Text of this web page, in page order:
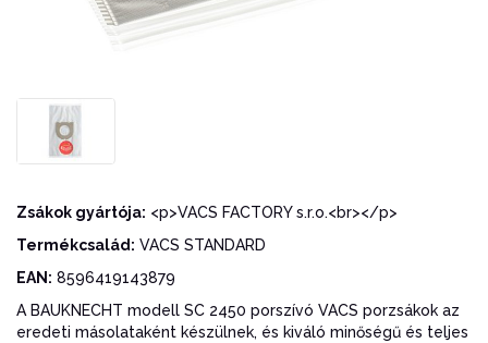
Zsákok gyártója: <p>VACS FACTORY s.r.o.<br></p>
Termékcsalád: VACS STANDARD
EAN: 8596419143879
A BAUKNECHT modell SC 2450 porszívó VACS porzsákok az
eredeti másolataként készülnek, és kiváló minőségű és teljes